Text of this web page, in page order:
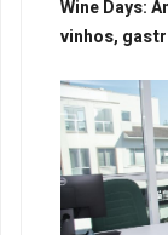
Wine Days:
vinhos,